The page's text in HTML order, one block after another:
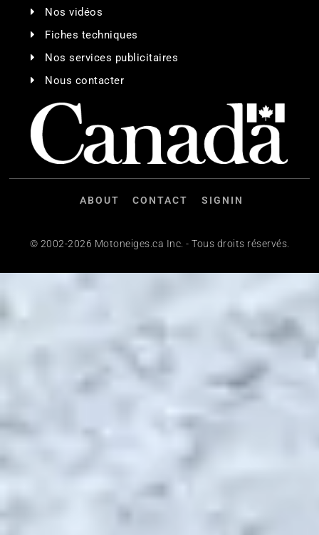
Nos vidéos
Fiches techniques
Nos services publicitaires
Nous contacter
ABOUT CONTACT SIGNIN
© 2002-2026 Motoneiges.ca Inc. - Tous droits réservés.